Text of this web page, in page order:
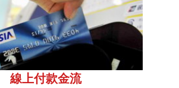
線上付款金流